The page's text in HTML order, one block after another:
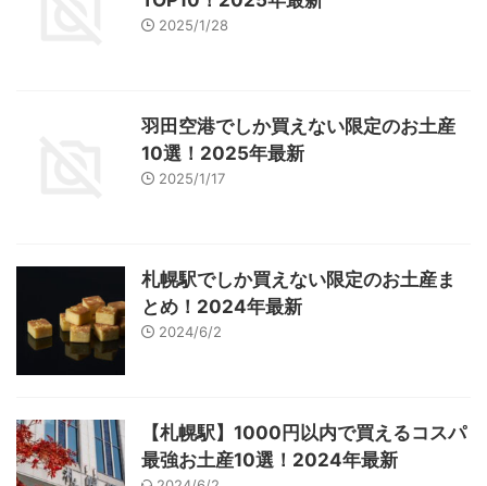
2025/1/28
羽田空港でしか買えない限定のお土産
10選！2025年最新
2025/1/17
札幌駅でしか買えない限定のお土産ま
とめ！2024年最新
2024/6/2
【札幌駅】1000円以内で買えるコスパ
最強お土産10選！2024年最新